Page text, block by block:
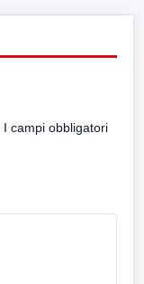
I campi obbligatori